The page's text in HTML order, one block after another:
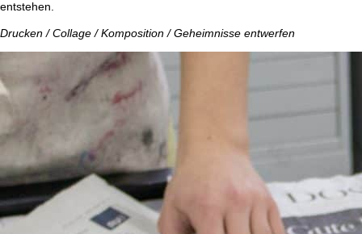
entstehen.
Drucken / Collage / Komposition / Geheimnisse entwerfen